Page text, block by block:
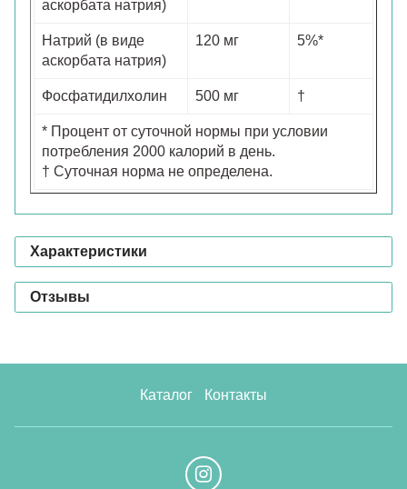
аскорбата натрия)
Натрий (в виде
аскорбата натрия)
120 мг 5%*
Фосфатидилхолин 500 мг †
* Процент от суточной нормы при условии
потребления 2000 калорий в день.
† Суточная норма не определена.
Характеристики
Отзывы
Каталог Контакты